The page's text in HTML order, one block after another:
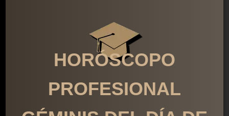
HORÓSCOPO
PROFESIONAL